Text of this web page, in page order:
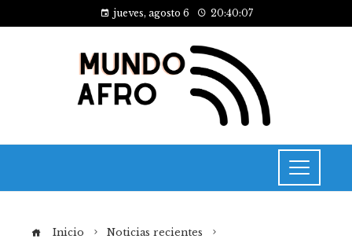
jueves, agosto 6 20:40:07
Inicio
Noticias recientes